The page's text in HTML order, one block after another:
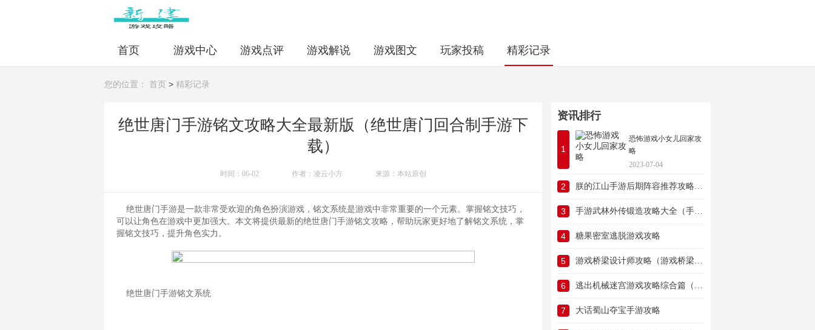
首页 游戏中心 游戏点评 游戏解说 游戏图文 玩家投稿 精彩记录
您的位置： 首页 > 精彩记录
绝世唐门手游铭文攻略大全最新版（绝世唐门回合制手游下
载）
时间：06-02 作者：凌云小方 来源：本站原创
绝世唐门手游是一款非常受欢迎的角色扮演游戏，铭文系统是游戏中非常重要的一个元素。掌握铭文技巧，
可以让角色在游戏中更加强大。本文将提供最新的绝世唐门手游铭文攻略，帮助玩家更好地了解铭文系统，掌
握铭文技巧，提升角色实力。
绝世唐门手游铭文系统
资讯排行
1
恐怖游戏小女儿回家攻
略
2023-07-04
2 朕的江山手游后期阵容推荐攻略（朕的江山手游后期阵容推荐攻略视频）
3 手游武林外传锻造攻略大全（手游武林外传锻造攻略大全视频）
4 糖果密室逃脱游戏攻略
5 游戏桥梁设计师攻略（游戏桥梁设计师攻略视频）
6 逃出机械迷宫游戏攻略综合篇（逃出机械迷宫游戏攻略综合篇怎么玩）
7 大话蜀山夺宝手游攻略